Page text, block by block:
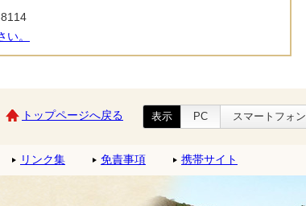
。
トップページへ戻る 表示 PC スマートフォン
リンク集 免責事項 携帯サイト